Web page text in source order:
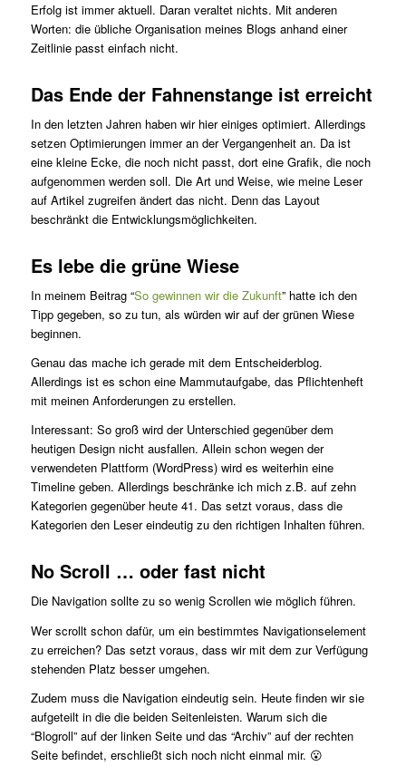
Erfolg ist immer aktuell. Daran veraltet nichts. Mit anderen
Worten: die übliche Organisation meines Blogs anhand einer
Zeitlinie passt einfach nicht.
Das Ende der Fahnenstange ist erreicht
In den letzten Jahren haben wir hier einiges optimiert. Allerdings
setzen Optimierungen immer an der Vergangenheit an. Da ist
eine kleine Ecke, die noch nicht passt, dort eine Grafik, die noch
aufgenommen werden soll. Die Art und Weise, wie meine Leser
auf Artikel zugreifen ändert das nicht. Denn das Layout
beschränkt die Entwicklungsmöglichkeiten.
Es lebe die grüne Wiese
In meinem Beitrag “So gewinnen wir die Zukunft” hatte ich den
Tipp gegeben, so zu tun, als würden wir auf der grünen Wiese
beginnen.
Genau das mache ich gerade mit dem Entscheiderblog.
Allerdings ist es schon eine Mammutaufgabe, das Pflichtenheft
mit meinen Anforderungen zu erstellen.
Interessant: So groß wird der Unterschied gegenüber dem
heutigen Design nicht ausfallen. Allein schon wegen der
verwendeten Plattform (WordPress) wird es weiterhin eine
Timeline geben. Allerdings beschränke ich mich z.B. auf zehn
Kategorien gegenüber heute 41. Das setzt voraus, dass die
Kategorien den Leser eindeutig zu den richtigen Inhalten führen.
No Scroll … oder fast nicht
Die Navigation sollte zu so wenig Scrollen wie möglich führen.
Wer scrollt schon dafür, um ein bestimmtes Navigationselement
zu erreichen? Das setzt voraus, dass wir mit dem zur Verfügung
stehenden Platz besser umgehen.
Zudem muss die Navigation eindeutig sein. Heute finden wir sie
aufgeteilt in die die beiden Seitenleisten. Warum sich die
“Blogroll” auf der linken Seite und das “Archiv” auf der rechten
Seite befindet, erschließt sich noch nicht einmal mir. 😮